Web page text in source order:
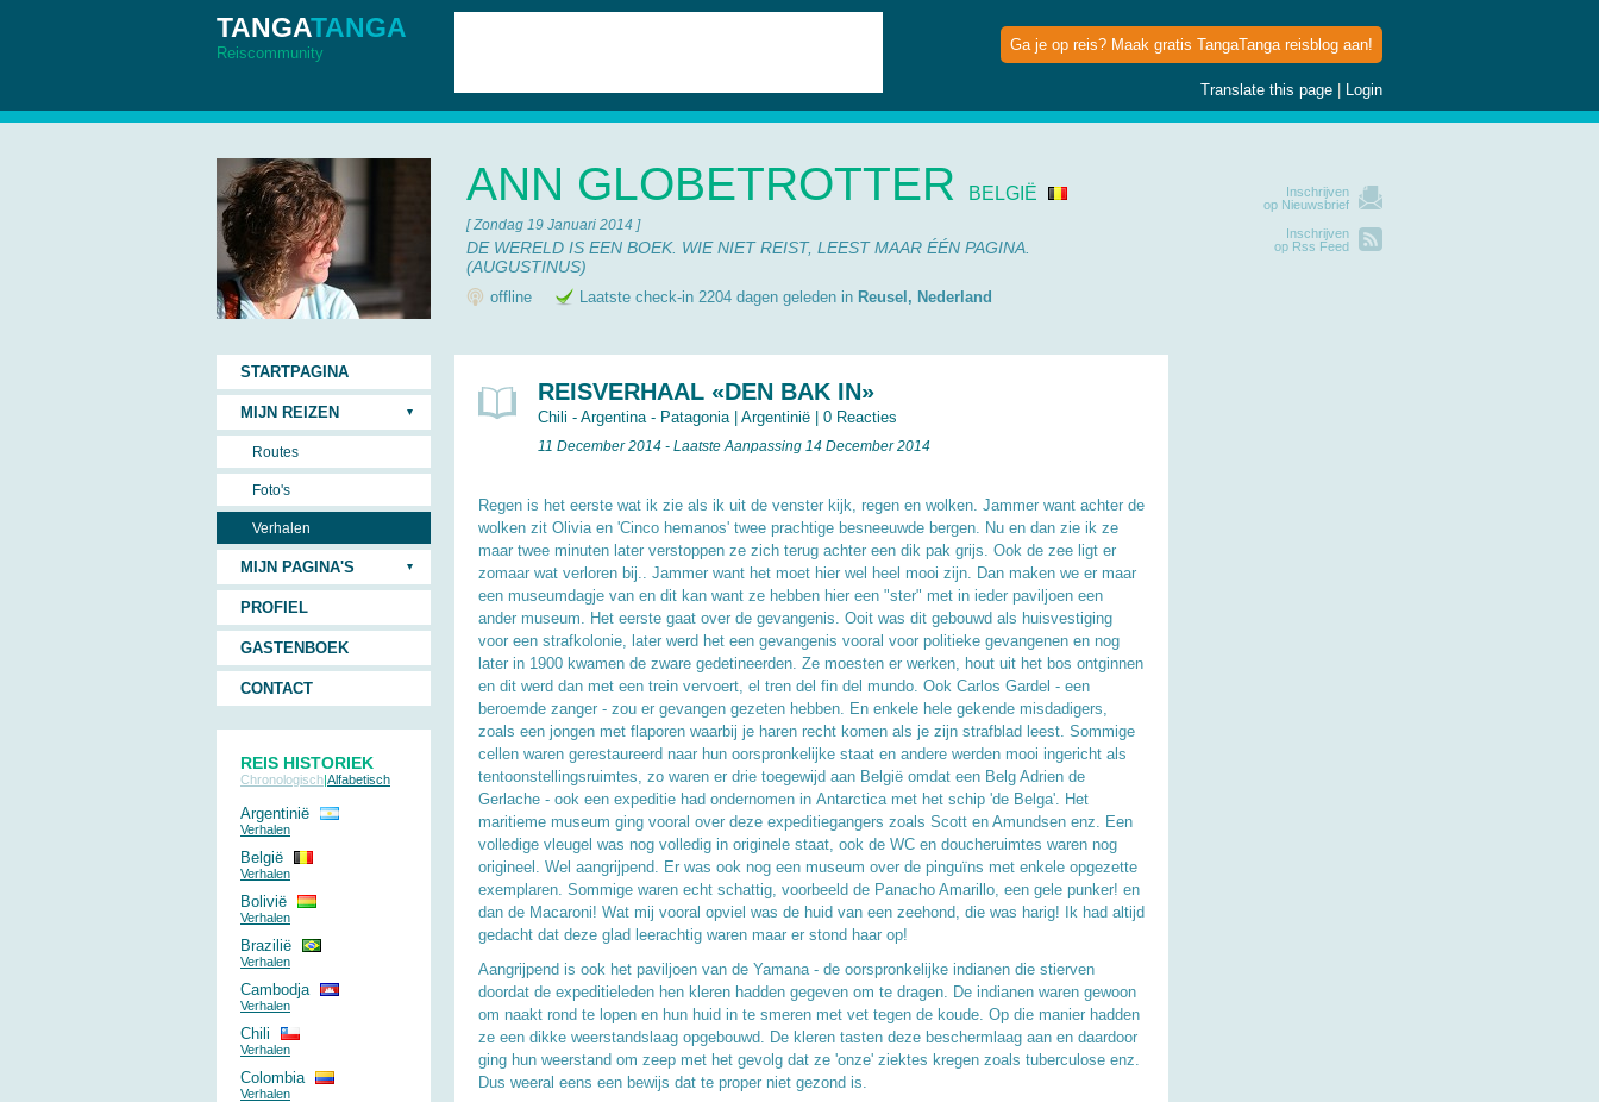
TANGATANGA
Reiscommunity Ga je op reis? Maak gratis TangaTanga reisblog aan!
Translate this page Login
ANN GLOBETROTTER BELGIË
[ Zondag 19 Januari 2014 ]
DE WERELD IS EEN BOEK. WIE NIET REIST, LEEST MAAR ÉÉN PAGINA.
(AUGUSTINUS)
offline Laatste check-in 2204 dagen geleden in Reusel, Nederland
Inschrijven
op Nieuwsbrief
Inschrijven
op Rss Feed
REISVERHAAL «DEN BAK IN»
Chili - Argentina - Patagonia| Argentinië 0 Reacties
11 December 2014 - Laatste Aanpassing 14 December 2014
Regen is het eerste wat ik zie als ik uit de venster kijk, regen en wolken. Jammer want achter de
wolken zit Olivia en 'Cinco hemanos' twee prachtige besneeuwde bergen. Nu en dan zie ik ze
maar twee minuten later verstoppen ze zich terug achter een dik pak grijs. Ook de zee ligt er
zomaar wat verloren bij.. Jammer want het moet hier wel heel mooi zijn. Dan maken we er maar
een museumdagje van en dit kan want ze hebben hier een "ster" met in ieder paviljoen een
ander museum. Het eerste gaat over de gevangenis. Ooit was dit gebouwd als huisvestiging
voor een strafkolonie, later werd het een gevangenis vooral voor politieke gevangenen en nog
later in 1900 kwamen de zware gedetineerden. Ze moesten er werken, hout uit het bos ontginnen
en dit werd dan met een trein vervoert, el tren del fin del mundo. Ook Carlos Gardel - een
beroemde zanger - zou er gevangen gezeten hebben. En enkele hele gekende misdadigers,
zoals een jongen met flaporen waarbij je haren recht komen als je zijn strafblad leest. Sommige
cellen waren gerestaureerd naar hun oorspronkelijke staat en andere werden mooi ingericht als
tentoonstellingsruimtes, zo waren er drie toegewijd aan België omdat een Belg Adrien de
Gerlache - ook een expeditie had ondernomen in Antarctica met het schip 'de Belga'. Het
maritieme museum ging vooral over deze expeditiegangers zoals Scott en Amundsen enz. Een
volledige vleugel was nog volledig in originele staat, ook de WC en doucheruimtes waren nog
origineel. Wel aangrijpend. Er was ook nog een museum over de pinguïns met enkele opgezette
exemplaren. Sommige waren echt schattig, voorbeeld de Panacho Amarillo, een gele punker! en
dan de Macaroni! Wat mij vooral opviel was de huid van een zeehond, die was harig! Ik had altijd
gedacht dat deze glad leerachtig waren maar er stond haar op!
Aangrijpend is ook het paviljoen van de Yamana - de oorspronkelijke indianen die stierven
doordat de expeditieleden hen kleren hadden gegeven om te dragen. De indianen waren gewoon
om naakt rond te lopen en hun huid in te smeren met vet tegen de koude. Op die manier hadden
ze een dikke weerstandslaag opgebouwd. De kleren tasten deze beschermlaag aan en daardoor
ging hun weerstand om zeep met het gevolg dat ze 'onze' ziektes kregen zoals tuberculose enz.
Dus weeral eens een bewijs dat te proper niet gezond is.
STARTPAGINA
MIJN REIZEN
Routes
Foto's
Verhalen
MIJN PAGINA'S
PROFIEL
GASTENBOEK
CONTACT
REIS HISTORIEK
Chronologisch|Alfabetisch
Argentinië
Verhalen
België
Verhalen
Bolivië
Verhalen
Brazilië
Verhalen
Cambodja
Verhalen
Chili
Verhalen
Colombia
Verhalen